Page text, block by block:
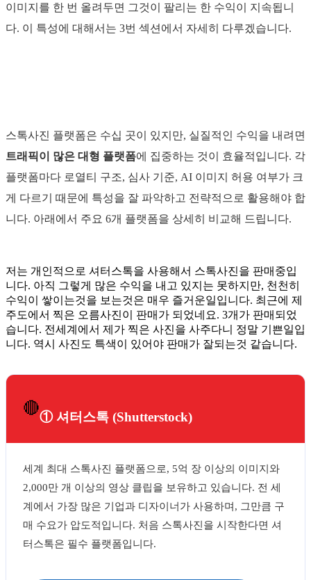
이미지를 한 번 올려두면 그것이 팔리는 한 수익이 지속됩니
다. 이 특성에 대해서는 3번 섹션에서 자세히 다루겠습니다.
스톡사진 플랫폼은 수십 곳이 있지만, 실질적인 수익을 내려면
트래픽이 많은 대형 플랫폼에 집중하는 것이 효율적입니다. 각
플랫폼마다 로열티 구조, 심사 기준, AI 이미지 허용 여부가 크
게 다르기 때문에 특성을 잘 파악하고 전략적으로 활용해야 합
니다. 아래에서 주요 6개 플랫폼을 상세히 비교해 드립니다.
저는 개인적으로 셔터스톡을 사용해서 스톡사진을 판매중입
니다. 아직 그렇게 많은 수익을 내고 있지는 못하지만, 천천히
수익이 쌓이는것을 보는것은 매우 즐거운일입니다. 최근에 제
주도에서 찍은 오름사진이 판매가 되었네요. 3개가 판매되었
습니다. 전세계에서 제가 찍은 사진을 사주다니 정말 기쁜일입
니다. 역시 사진도 특색이 있어야 판매가 잘되는것 같습니다.
🔴① 셔터스톡 (Shutterstock)
세계 최대 스톡사진 플랫폼으로, 5억 장 이상의 이미지와
2,000만 개 이상의 영상 클립을 보유하고 있습니다. 전 세
계에서 가장 많은 기업과 디자이너가 사용하며, 그만큼 구
매 수요가 압도적입니다. 처음 스톡사진을 시작한다면 셔
터스톡은 필수 플랫폼입니다.